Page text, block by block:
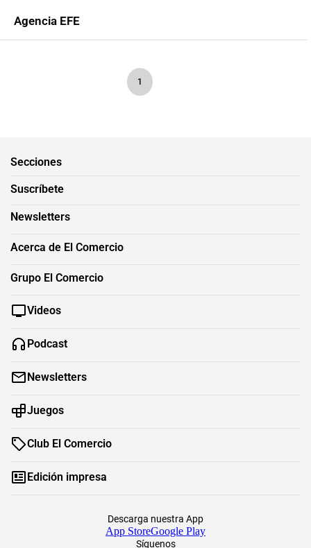
Agencia EFE
1
Secciones
Suscríbete
Newsletters
Acerca de El Comercio
Grupo El Comercio
Videos
Podcast
Newsletters
Juegos
Club El Comercio
Edición impresa
Síguenos
Descarga nuestra App
App StoreGoogle Play